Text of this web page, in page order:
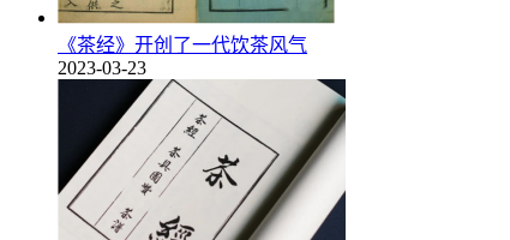
《茶经》开创了一代饮茶风气
2023-03-23